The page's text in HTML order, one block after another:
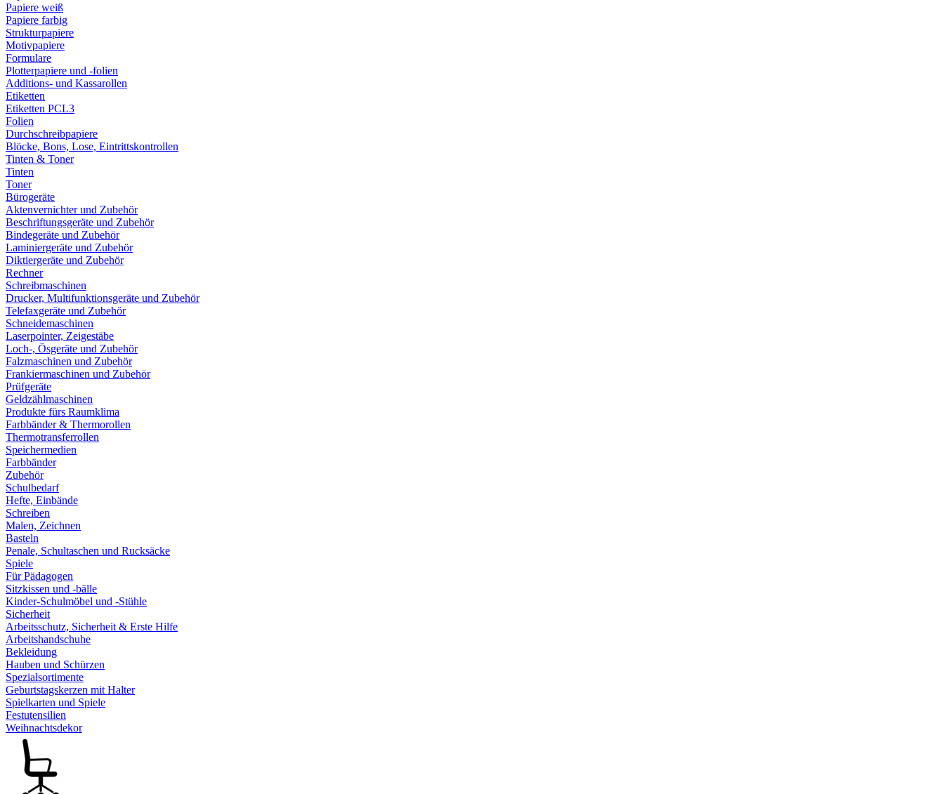
Papiere weiß
Papiere farbig
Strukturpapiere
Motivpapiere
Formulare
Plotterpapiere und -folien
Additions- und Kassarollen
Etiketten
Etiketten PCL3
Folien
Durchschreibpapiere
Blöcke, Bons, Lose, Eintrittskontrollen
Tinten & Toner
Tinten
Toner
Bürogeräte
Aktenvernichter und Zubehör
Beschriftungsgeräte und Zubehör
Bindegeräte und Zubehör
Laminiergeräte und Zubehör
Diktiergeräte und Zubehör
Rechner
Schreibmaschinen
Drucker, Multifunktionsgeräte und Zubehör
Telefaxgeräte und Zubehör
Schneidemaschinen
Laserpointer, Zeigestäbe
Loch-, Ösgeräte und Zubehör
Falzmaschinen und Zubehör
Frankiermaschinen und Zubehör
Prüfgeräte
Geldzählmaschinen
Produkte fürs Raumklima
Farbbänder & Thermorollen
Thermotransferrollen
Speichermedien
Farbbänder
Zubehör
Schulbedarf
Hefte, Einbände
Schreiben
Malen, Zeichnen
Basteln
Penale, Schultaschen und Rucksäcke
Spiele
Für Pädagogen
Sitzkissen und -bälle
Kinder-Schulmöbel und -Stühle
Sicherheit
Arbeitsschutz, Sicherheit & Erste Hilfe
Arbeitshandschuhe
Bekleidung
Hauben und Schürzen
Spezialsortimente
Geburtstagskerzen mit Halter
Spielkarten und Spiele
Festutensilien
Weihnachtsdekor